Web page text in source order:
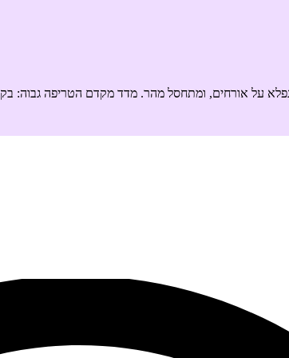
על אורחים, ומתחסל מהר. מדד מקדם הטריפה גבוה: